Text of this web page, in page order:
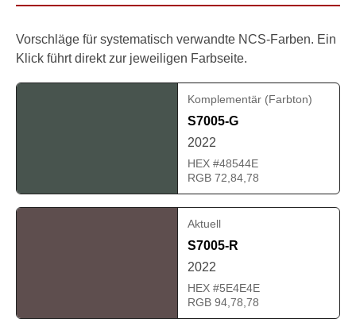
Vorschläge für systematisch verwandte NCS-Farben. Ein
Klick führt direkt zur jeweiligen Farbseite.
Komplementär (Farbton)
S7005-G
2022
HEX #48544E
RGB 72,84,78
Aktuell
S7005-R
2022
HEX #5E4E4E
RGB 94,78,78